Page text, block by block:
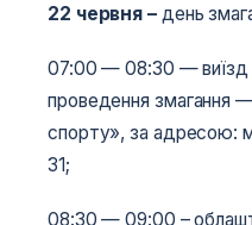
22 червня – день
07:00 — 08:30 — виїзд
проведення змагання
спорту», за адресою:
31;
08:30 — 09:00 –